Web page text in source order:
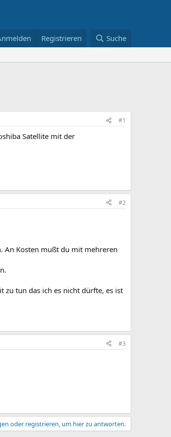
Registrieren Suche
#1
Satellite mit der
#2
An Kosten mußt du mit mehreren
zu tun das ich es nicht dürfte, es ist
#3
oder registrieren, um hier zu antworten.